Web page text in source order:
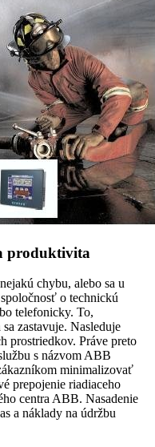
produktivita
chybu, alebo sa u
o technickú
telefonicky. To,
zastavuje. Nasleduje
prostriedkov. Práve preto
s názvom ABB
minimalizovať
prepojenie riadiaceho
centra ABB. Nasadenie
a náklady na údržbu